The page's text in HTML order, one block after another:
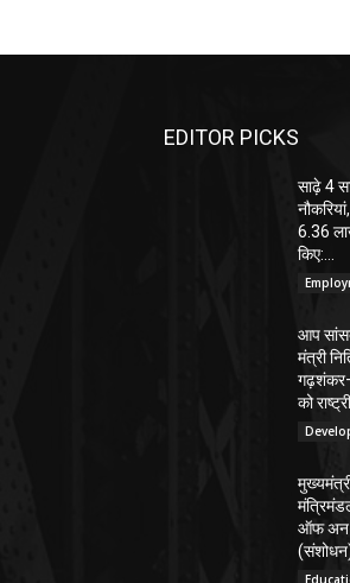
EDITOR PICKS
साढ़े 4
6.36
किए:...
आप
मंत्री
को
ऑफ